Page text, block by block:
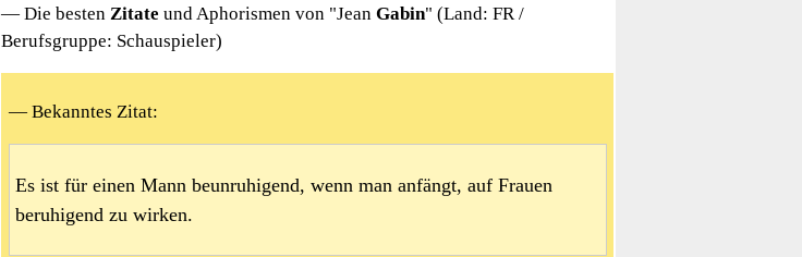
— Die bestenZitate und Aphorismen von "JeanGabin" (Land: FR /
Berufsgruppe: Schauspieler)
— Bekanntes Zitat:
Es ist für einen Mann beunruhigend, wenn man anfängt, auf Frauen
beruhigend zu wirken.